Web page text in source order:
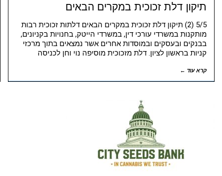
תיקון דלת זכוכית במקרים הבאים
5/5 (2) תיקון דלת זכוכית במקרים הבאים דלתות זכוכית רבות
מותקנות במשרדי עורכי דין, במשרדי הייטק, בחנויות בקניונים,
בבנקים ובעסקים ובמוסדות אחרים אשר נמצאים בתוך מרכזי
קניות בראשון לציון. דלת מזכוכית מוסיפה נוי וחן לכניסה
קרא עוד ←